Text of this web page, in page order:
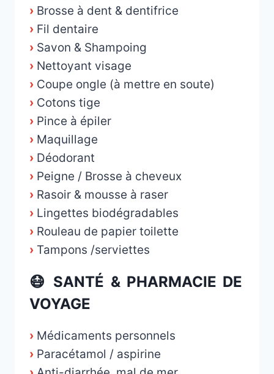
› Brosse à dent & dentifrice
› Fil dentaire
› Savon & Shampoing
› Nettoyant visage
› Coupe ongle (à mettre en soute)
› Cotons tige
› Pince à épiler
› Maquillage
› Déodorant
› Peigne / Brosse à cheveux
› Rasoir & mousse à raser
› Lingettes biodégradables
› Rouleau de papier toilette
› Tampons /serviettes
😷 SANTÉ & PHARMACIE DE
VOYAGE
› Médicaments personnels
› Paracétamol / aspirine